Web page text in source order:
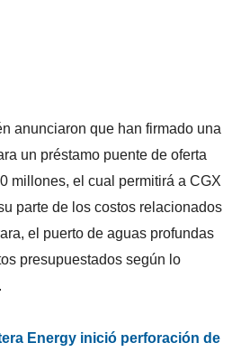
anunciaron que han firmado una
un préstamo puente de oferta
millones, el cual permitirá a CGX
parte de los costos relacionados
el puerto de aguas profundas
presupuestados según lo
Energy inició perforación de